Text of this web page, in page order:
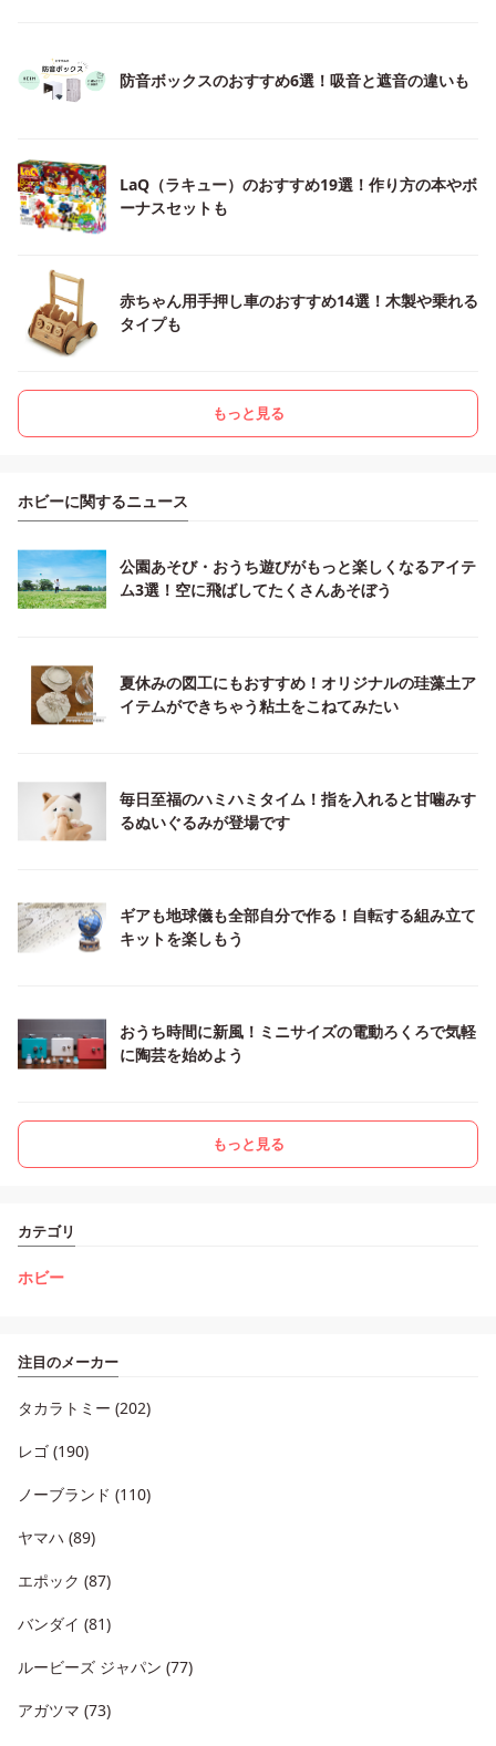
防音ボックスのおすすめ6選！吸音と遮音の違いも
LaQ（ラキュー）のおすすめ19選！作り方の本やボ
ーナスセットも
赤ちゃん用手押し車のおすすめ14選！木製や乗れる
タイプも
もっと見る
ホビーに関するニュース
公園あそび・おうち遊びがもっと楽しくなるアイテ
ム3選！空に飛ばしてたくさんあそぼう
夏休みの図工にもおすすめ！オリジナルの珪藻土ア
イテムができちゃう粘土をこねてみたい
毎日至福のハミハミタイム！指を入れると甘噛みす
るぬいぐるみが登場です
ギアも地球儀も全部自分で作る！自転する組み立て
キットを楽しもう
おうち時間に新風！ミニサイズの電動ろくろで気軽
に陶芸を始めよう
もっと見る
カテゴリ
ホビー
注目のメーカー
タカラトミー (202)
レゴ (190)
ノーブランド (110)
ヤマハ (89)
エポック (87)
バンダイ (81)
ルービーズ ジャパン (77)
アガツマ (73)